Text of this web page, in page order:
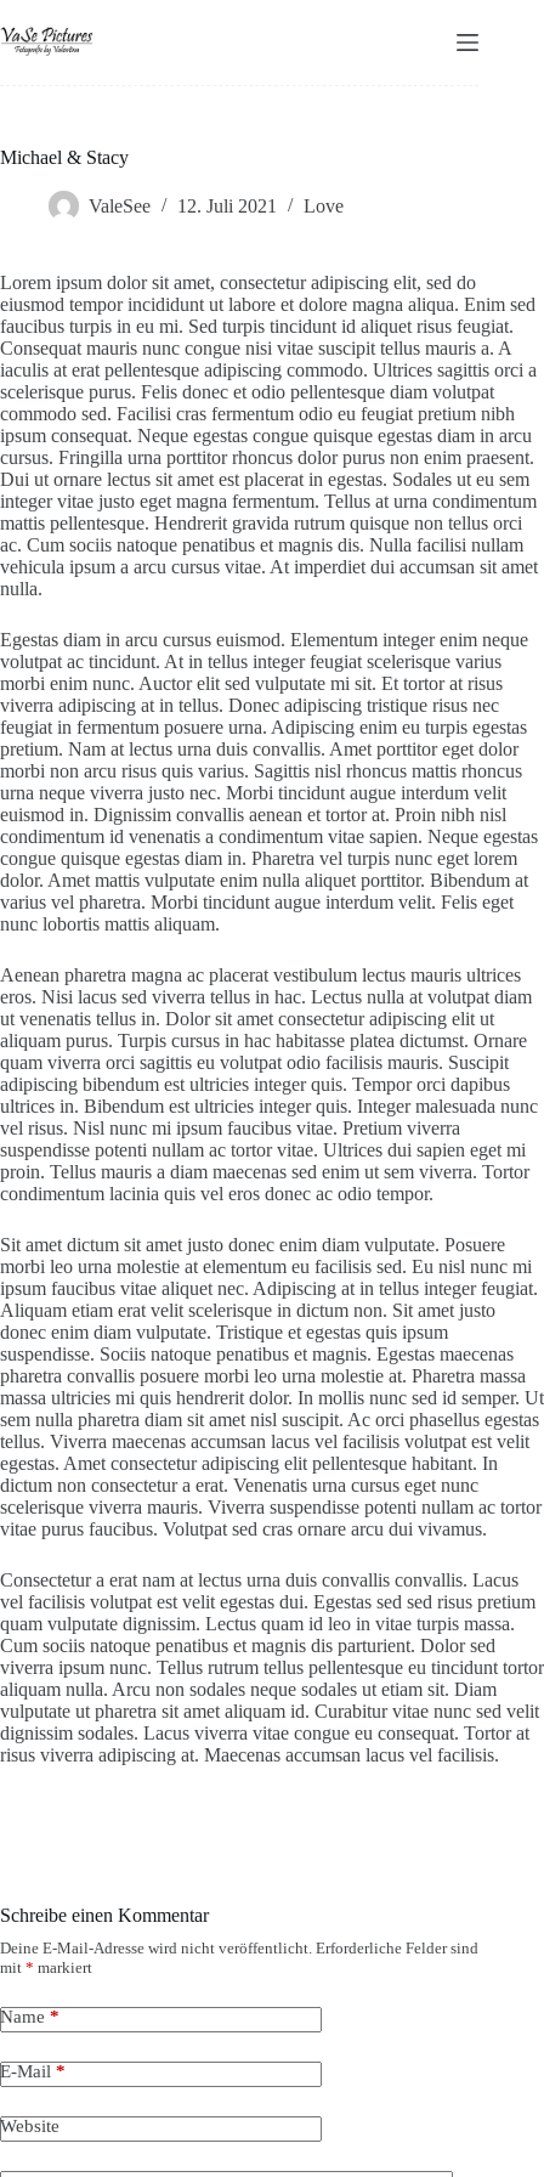
Inhalt
springen
Michael & Stacy
ValeSee 12. Juli 2021 Love
Lorem ipsum dolor sit amet, consectetur adipiscing elit, sed do
eiusmod tempor incididunt ut labore et dolore magna aliqua. Enim sed
faucibus turpis in eu mi. Sed turpis tincidunt id aliquet risus feugiat.
Consequat mauris nunc congue nisi vitae suscipit tellus mauris a. A
iaculis at erat pellentesque adipiscing commodo. Ultrices sagittis orci a
scelerisque purus. Felis donec et odio pellentesque diam volutpat
commodo sed. Facilisi cras fermentum odio eu feugiat pretium nibh
ipsum consequat. Neque egestas congue quisque egestas diam in arcu
cursus. Fringilla urna porttitor rhoncus dolor purus non enim praesent.
Dui ut ornare lectus sit amet est placerat in egestas. Sodales ut eu sem
integer vitae justo eget magna fermentum. Tellus at urna condimentum
mattis pellentesque. Hendrerit gravida rutrum quisque non tellus orci
ac. Cum sociis natoque penatibus et magnis dis. Nulla facilisi nullam
vehicula ipsum a arcu cursus vitae. At imperdiet dui accumsan sit amet
nulla.
Egestas diam in arcu cursus euismod. Elementum integer enim neque
volutpat ac tincidunt. At in tellus integer feugiat scelerisque varius
morbi enim nunc. Auctor elit sed vulputate mi sit. Et tortor at risus
viverra adipiscing at in tellus. Donec adipiscing tristique risus nec
feugiat in fermentum posuere urna. Adipiscing enim eu turpis egestas
pretium. Nam at lectus urna duis convallis. Amet porttitor eget dolor
morbi non arcu risus quis varius. Sagittis nisl rhoncus mattis rhoncus
urna neque viverra justo nec. Morbi tincidunt augue interdum velit
euismod in. Dignissim convallis aenean et tortor at. Proin nibh nisl
condimentum id venenatis a condimentum vitae sapien. Neque egestas
congue quisque egestas diam in. Pharetra vel turpis nunc eget lorem
dolor. Amet mattis vulputate enim nulla aliquet porttitor. Bibendum at
varius vel pharetra. Morbi tincidunt augue interdum velit. Felis eget
nunc lobortis mattis aliquam.
Aenean pharetra magna ac placerat vestibulum lectus mauris ultrices
eros. Nisi lacus sed viverra tellus in hac. Lectus nulla at volutpat diam
ut venenatis tellus in. Dolor sit amet consectetur adipiscing elit ut
aliquam purus. Turpis cursus in hac habitasse platea dictumst. Ornare
quam viverra orci sagittis eu volutpat odio facilisis mauris. Suscipit
adipiscing bibendum est ultricies integer quis. Tempor orci dapibus
ultrices in. Bibendum est ultricies integer quis. Integer malesuada nunc
vel risus. Nisl nunc mi ipsum faucibus vitae. Pretium viverra
suspendisse potenti nullam ac tortor vitae. Ultrices dui sapien eget mi
proin. Tellus mauris a diam maecenas sed enim ut sem viverra. Tortor
condimentum lacinia quis vel eros donec ac odio tempor.
Sit amet dictum sit amet justo donec enim diam vulputate. Posuere
morbi leo urna molestie at elementum eu facilisis sed. Eu nisl nunc mi
ipsum faucibus vitae aliquet nec. Adipiscing at in tellus integer feugiat.
Aliquam etiam erat velit scelerisque in dictum non. Sit amet justo
donec enim diam vulputate. Tristique et egestas quis ipsum
suspendisse. Sociis natoque penatibus et magnis. Egestas maecenas
pharetra convallis posuere morbi leo urna molestie at. Pharetra massa
massa ultricies mi quis hendrerit dolor. In mollis nunc sed id semper. Ut
sem nulla pharetra diam sit amet nisl suscipit. Ac orci phasellus egestas
tellus. Viverra maecenas accumsan lacus vel facilisis volutpat est velit
egestas. Amet consectetur adipiscing elit pellentesque habitant. In
dictum non consectetur a erat. Venenatis urna cursus eget nunc
scelerisque viverra mauris. Viverra suspendisse potenti nullam ac tortor
vitae purus faucibus. Volutpat sed cras ornare arcu dui vivamus.
Consectetur a erat nam at lectus urna duis convallis convallis. Lacus
vel facilisis volutpat est velit egestas dui. Egestas sed sed risus pretium
quam vulputate dignissim. Lectus quam id leo in vitae turpis massa.
Cum sociis natoque penatibus et magnis dis parturient. Dolor sed
viverra ipsum nunc. Tellus rutrum tellus pellentesque eu tincidunt tortor
aliquam nulla. Arcu non sodales neque sodales ut etiam sit. Diam
vulputate ut pharetra sit amet aliquam id. Curabitur vitae nunc sed velit
dignissim sodales. Lacus viverra vitae congue eu consequat. Tortor at
risus viverra adipiscing at. Maecenas accumsan lacus vel facilisis.
Schreibe einen Kommentar
Deine E-Mail-Adresse wird nicht veröffentlicht. Erforderliche Felder sind
mit * markiert
Name *
E-Mail *
Website